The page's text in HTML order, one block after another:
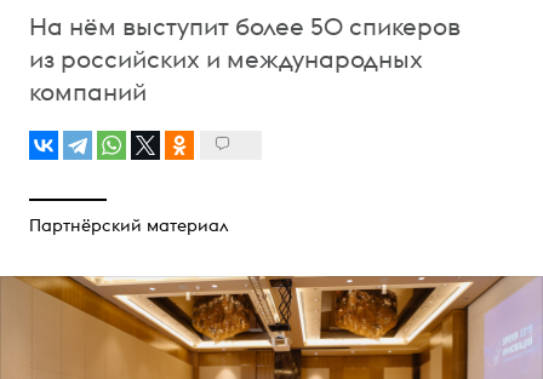
На нём выступит более 50 спикеров
из российских и международных
компаний
Партнёрский материал